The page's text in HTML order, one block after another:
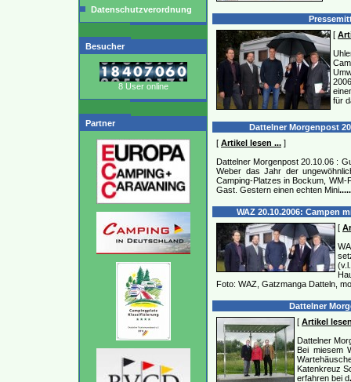
Datenschutzverordnung
Besucher
8 User online
Partner
[
für
Dattelner Morgenpost
[ Artikel lesen ... ]
Dattelner Morgenpost 20.10.06 :
Weber das Jahr der
Camping-Platzes in Bockum, WM-
Gast. Gestern einen echten Mini.....
WAZ 20.10.2006: Campen
[
Foto: WAZ, Gatzmanga Datteln,
Dattelner
[ Artikel
Dattelner
Bei miesem
Katenkreuz
erfahren bei d